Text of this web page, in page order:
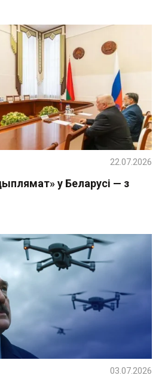
у Беларусі — з
22.07.2026
03.07.2026